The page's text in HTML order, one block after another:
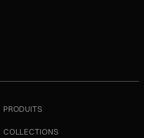
PRODUITS
COLLECTIONS